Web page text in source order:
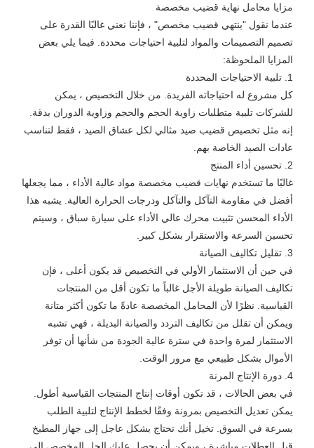
مزايا محامل نهاية قضيب مخصصة
عندما نقول "ينتهي قضيب مخصص" ، فإننا نعني غالبًا القدرة على
تصميم التصميمات والمواد لتلبية احتياجات محددة. فيما يلي بعض
المزايا الملحوظة:
1. تلبية الاحتياجات المحددة
كل مشروع له احتياجاته الفريدة. من خلال التخصيص ، يمكن
للشركات تلبية متطلبات زاوية الحجم والحجم وزاوية الدوران بدقة.
إنه مثل تخصيص قضيب صيد مثالي لكل عشاق الصيد ، فقط لتناسب
عادات الصيد الخاصة بهم.
2. تحسين أداء المنتج
غالبًا ما تستخدم نهايات قضيب مخصصة مواد عالية الأداء ، مما يجعلها
أفضل في مقاومة التآكل والتآكل ودرجات الحرارة العالية. يشبه هذا
الأداء المحسن تثبيت محرك عالي الأداء على سيارة سباق ، وسيتم
تحسين السرعة والاستقرار بشكل كبير.
3. تقليل تكاليف الصيانة
في حين أن الاستثمار الأولي في التخصيص قد يكون أعلى ، فإن
تكاليف الصيانة طويلة الأجل غالباً ما تكون أقل من المنتجات
القياسية. نظرًا لأن المحامل المخصصة عادةً ما تكون أكثر متانة
ويمكن أن تقلل من تكاليف التردد والصيانة البديلة ، فهي تشبه
الاستثمار لمرة واحدة في سترة عالية الجودة من شأنها أن توفر
الأموال بشكل طبيعي مع مرور الوقت.
4. دورة الإنتاج المرنة
في بعض الحالات ، قد تكون أوقات إنتاج المنتجات القياسية أطول.
يمكن تعديل التخصيص بمرونة وفقًا لخطط الإنتاج لتلبية الطلب
بسرعة في السوق. تخيل أنك تحتاج بشكل عاجل إلى جهاز المطبخ
قبل العطلات مباشرة ، ويمكن أن يحصل عليك الحل المخصص إلى